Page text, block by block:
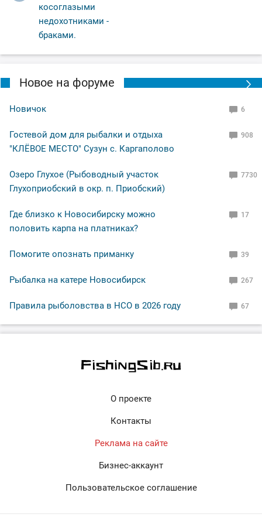
косоглазыми
недохотниками -
браками.
Новое на форуме
Новичок 6
Гостевой дом для рыбалки и отдыха
"КЛЁВОЕ МЕСТО" Сузун с. Каргаполово
908
Озеро Глухое (Рыбоводный участок
Глухоприобский в окр. п. Приобский)
7730
Где близко к Новосибирску можно
половить карпа на платниках?
17
Помогите опознать приманку 39
Рыбалка на катере Новосибирск 267
Правила рыболовства в НСО в 2026 году 67
О проекте
Контакты
Реклама на сайте
Бизнес-аккаунт
Пользовательское соглашение